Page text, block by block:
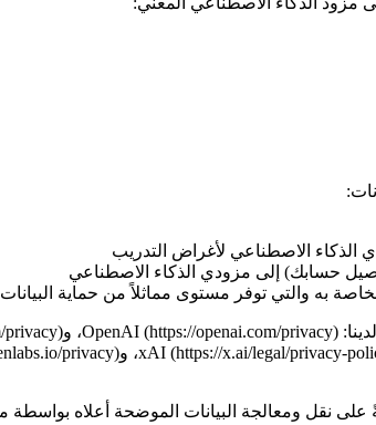
الذكاء الاصطناعي لأغراض التدريب
حسابك) إلى مزودي الذكاء الاصطناعي
به والتي توفر مستوى مماثلاً من حماية البيانات